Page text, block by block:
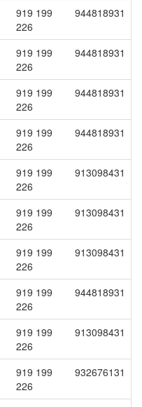
919 199
226
944818931
919 199
226
944818931
919 199
226
944818931
919 199
226
944818931
919 199
226
913098431
919 199
226
913098431
919 199
226
913098431
919 199
226
944818931
919 199
226
913098431
919 199
226
932676131